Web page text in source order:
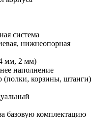
система
нижнеопорная
мм, 2 мм)
наполнение
(полки, корзины, штанги)
базовую комплектацию